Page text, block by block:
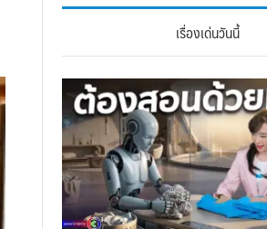
เรื่องเด่นวันนี้